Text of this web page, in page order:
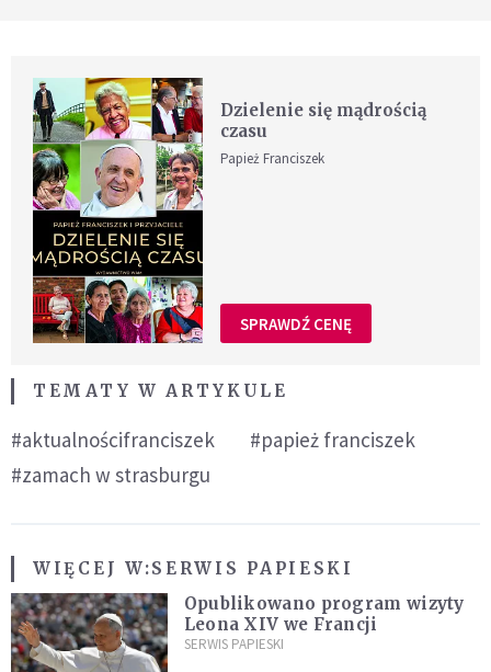
Dzielenie się mądrością
czasu
Papież Franciszek
SPRAWDŹ CENĘ
TEMATY W ARTYKULE
#aktualnościfranciszek
#papież franciszek
#zamach w strasburgu
WIĘCEJ W:SERWIS PAPIESKI
Opublikowano program wizyty
Leona XIV we Francji
SERWIS PAPIESKI